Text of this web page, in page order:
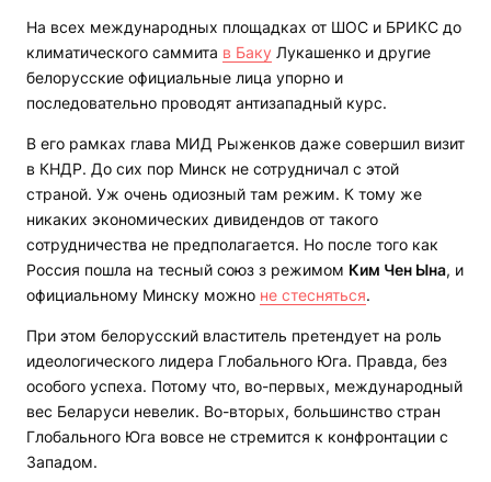
На всех международных площадках от ШОС и БРИКС до
климатического саммита в Баку Лукашенко и другие
белорусские официальные лица упорно и
последовательно проводят антизападный курс.
В его рамках глава МИД Рыженков даже совершил визит
в КНДР. До сих пор Минск не сотрудничал с этой
страной. Уж очень одиозный там режим. К тому же
никаких экономических дивидендов от такого
сотрудничества не предполагается. Но после того как
Россия пошла на тесный союз з режимом Ким Чен Ына, и
официальному Минску можно не стесняться.
При этом белорусский властитель претендует на роль
идеологического лидера Глобального Юга. Правда, без
особого успеха. Потому что, во-первых, международный
вес Беларуси невелик. Во-вторых, большинство стран
Глобального Юга вовсе не стремится к конфронтации с
Западом.